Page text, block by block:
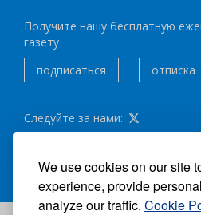
We use cookies on our site
experience, provide
analyze our traffic. Cookie
Получите нашу бесплатную
газету
подписаться
отписка
Следуйте за нами:
АВТОР: